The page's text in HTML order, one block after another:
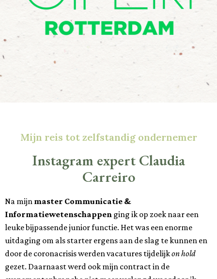
Mijn reis tot zelfstandig ondernemer
Instagram expert Claudia
Carreiro
Na mijn master Communicatie &
Informatiewetenschappen ging ik op zoek naar een
leuke bijpassende junior functie. Het was een enorme
uitdaging om als starter ergens aan de slag te kunnen en
door de coronacrisis werden vacatures tijdelijkon hold
gezet. Daarnaast werd ook mijn contract in de